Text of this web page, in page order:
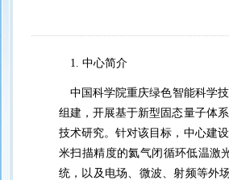
1. 中心简介
中国科学院重庆绿色智能科学
组建，开展基于新型固态量子体
技术研究。针对该目标，中心建
米扫描精度的氦气闭循环低温激
统，以及电场、微波、射频等外